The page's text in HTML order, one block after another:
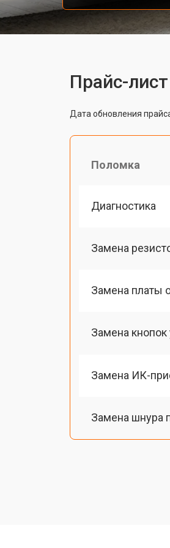
Прайс-
Дата обновления
Поломка
Диагностика
Замена
Замена платы
Замена кнопок
Замена ИК-
Замена шнура